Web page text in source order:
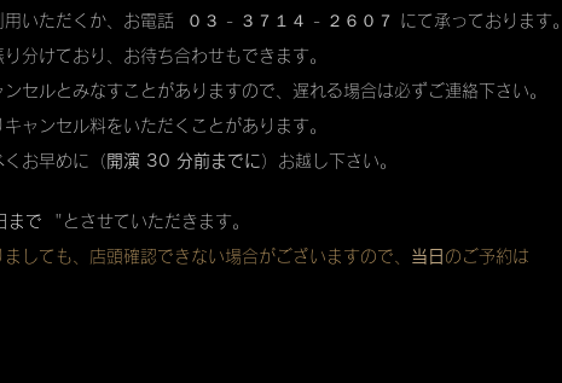
いただくか、お電話 ０３ - ３７１４ - ２６０７ にて承っております。
分けており、お待ち合わせもできます。
セルとみなすことがありますので、遅れる場合は必ずご連絡下さい。
ャンセル料をいただくことがあります。
お早めに（ 開演 30 分前までに）お越し下さい。
まで "とさせていただきます。
しても、店頭確認できない場合がございますので、 当日 のご予約は